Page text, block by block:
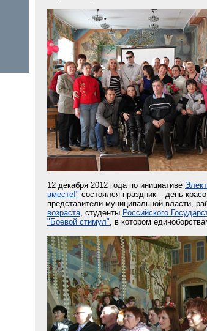
12 декабря 2012 года по инициативе
вместе!" состоялся праздник – день
представители муниципальной власти,
возраста, студенты Российского
"Боевой стимул", в котором